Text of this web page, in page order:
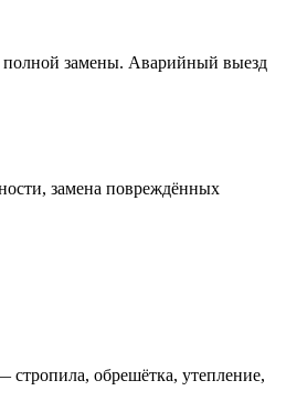
полной замены. Аварийный выезд
замена повреждённых
обрешётка, утепление,